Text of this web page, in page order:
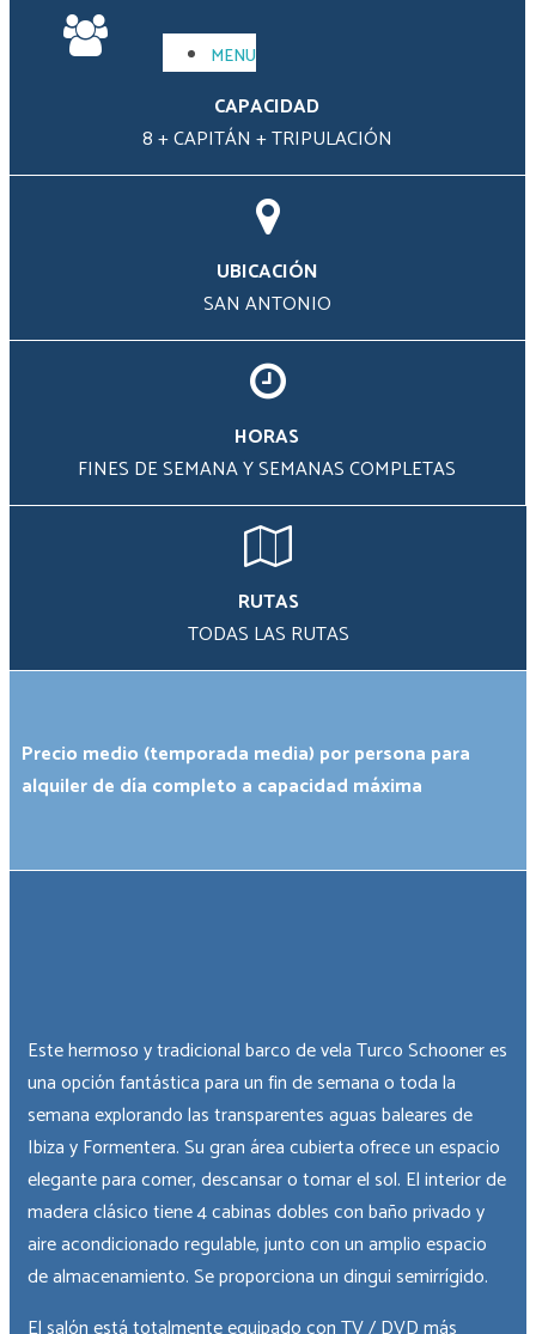
MENU
Your
Promotional
code
special
deals
discounts
CAPACIDAD
8 + CAPITÁN + TRIPULACIÓN
UBICACIÓN
SAN ANTONIO
HORAS
FINES DE SEMANA Y SEMANAS COMPLETAS
RUTAS
TODAS LAS RUTAS
Precio medio (temporada media) por persona para
alquiler de día completo a capacidad máxima
Este hermoso y tradicional barco de vela Turco Schooner es
una opción fantástica para un fin de semana o toda la
semana explorando las transparentes aguas baleares de
Ibiza y Formentera. Su gran área cubierta ofrece un espacio
elegante para comer, descansar o tomar el sol. El interior de
madera clásico tiene 4 cabinas dobles con baño privado y
aire acondicionado regulable, junto con un amplio espacio
de almacenamiento. Se proporciona un dingui semirrígido.